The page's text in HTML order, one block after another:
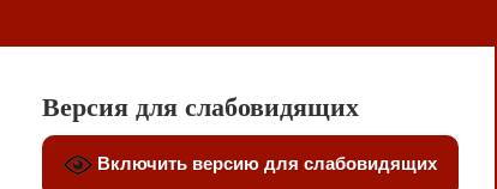
Версия для слабовидящих
Включить версию для слабовидящих